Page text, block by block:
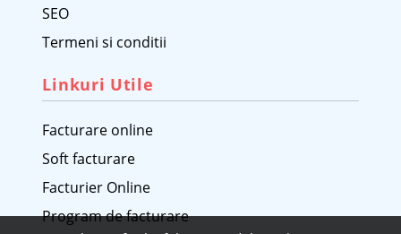
SEO
Termeni si conditii
Linkuri Utile
Facturare online
Soft facturare
Facturier Online
Program de facturare